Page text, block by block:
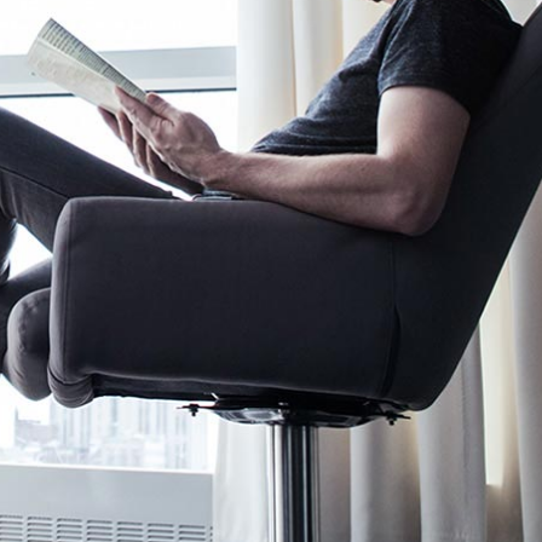
Outlook, Word, Excel und Teams und gewinnen Sie
Zeit für das Wesentliche.